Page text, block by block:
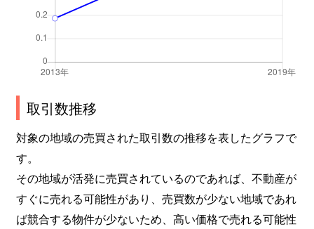
取引数推移
対象の地域の売買された取引数の推移を表したグラフで
す。
その地域が活発に売買されているのであれば、不動産が
すぐに売れる可能性があり、売買数が少ない地域であれ
ば競合する物件が少ないため、高い価格で売れる可能性